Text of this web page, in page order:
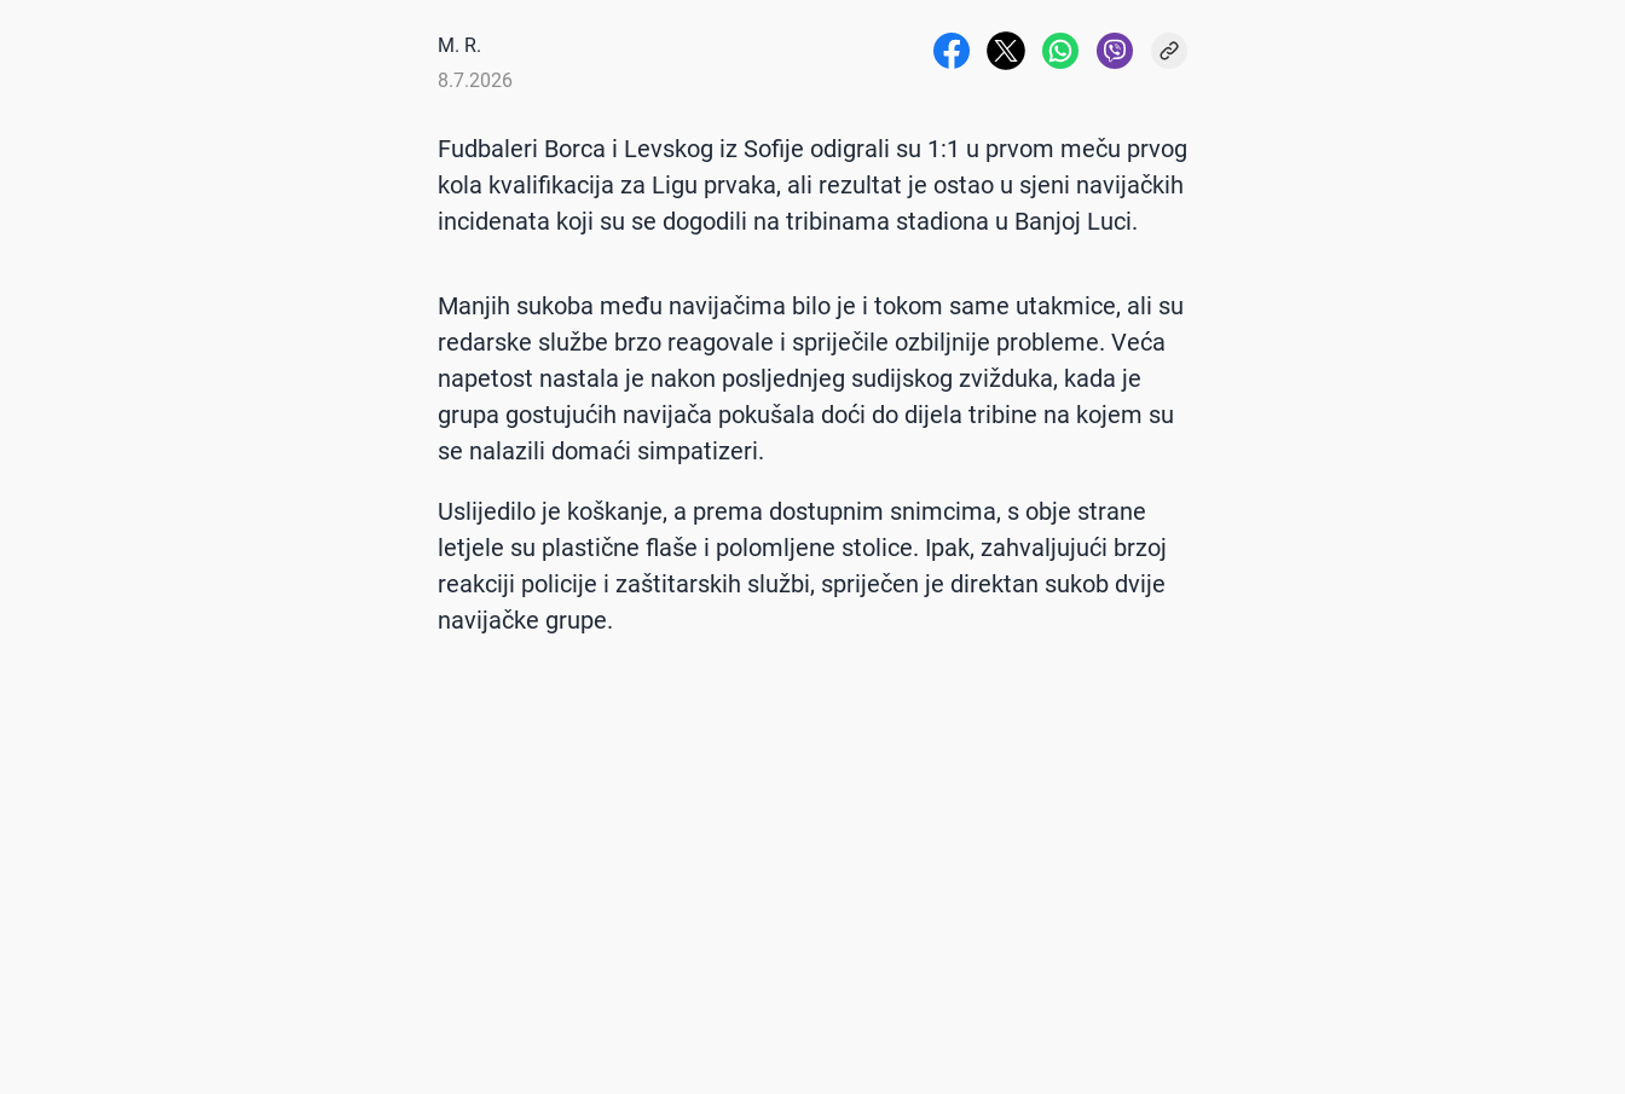
M. R.
8.7.2026
Fudbaleri Borca i Levskog iz Sofije odigrali su 1:1 u prvom meču prvog
kola kvalifikacija za Ligu prvaka, ali rezultat je ostao u sjeni navijačkih
incidenata koji su se dogodili na tribinama stadiona u Banjoj Luci.
Manjih sukoba među navijačima bilo je i tokom same utakmice, ali su
redarske službe brzo reagovale i spriječile ozbiljnije probleme. Veća
napetost nastala je nakon posljednjeg sudijskog zvižduka, kada je
grupa gostujućih navijača pokušala doći do dijela tribine na kojem su
se nalazili domaći simpatizeri.
Uslijedilo je koškanje, a prema dostupnim snimcima, s obje strane
letjele su plastične flaše i polomljene stolice. Ipak, zahvaljujući brzoj
reakciji policije i zaštitarskih službi, spriječen je direktan sukob dvije
navijačke grupe.